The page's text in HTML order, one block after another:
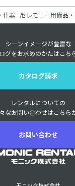
什器 セレモニー用備品
シーンイメージが豊富な
グをお求めのかたはこち
カタログ請求
レンタルについての
なお問い合わせはこちら
お問い合わせ